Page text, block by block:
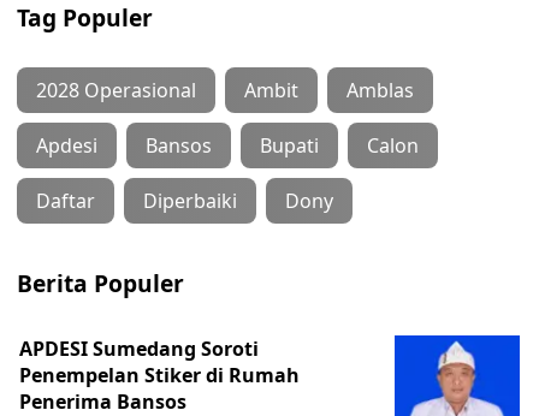
Tag Populer
2028 Operasional Ambit Amblas
Apdesi Bansos Bupati Calon
Daftar Diperbaiki Dony
Berita Populer
APDESI Sumedang Soroti
Penempelan Stiker di Rumah
Penerima Bansos